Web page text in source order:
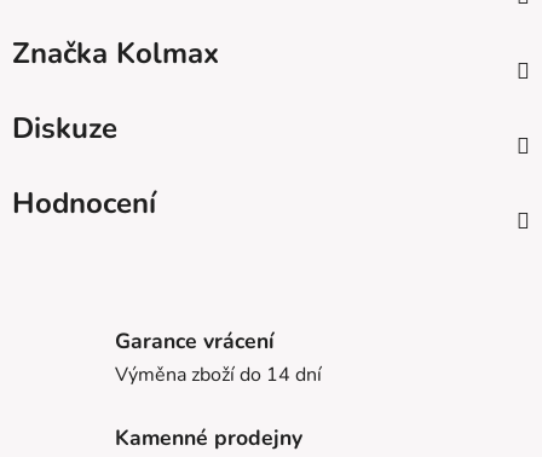
Značka Kolmax
Diskuze
Hodnocení
Garance vrácení
Výměna zboží do 14 dní
Kamenné prodejny